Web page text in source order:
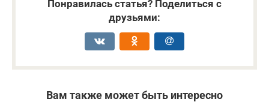
Понравилась статья? Поделиться с
друзьями:
Вам также может быть интересно